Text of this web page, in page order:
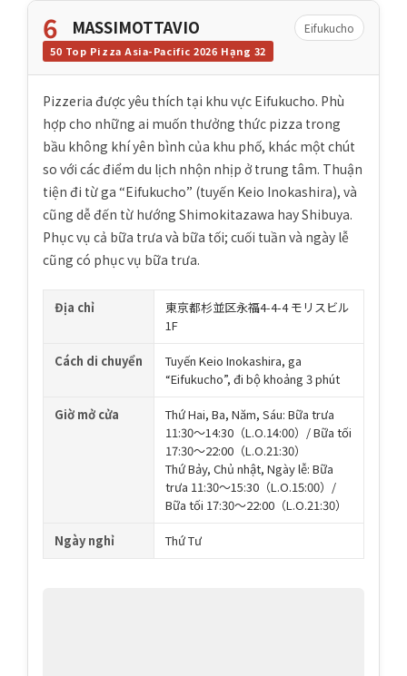
6 MASSIMOTTAVIO Eifukucho
50 Top Pizza Asia-Pacific 2026 Hạng 32
Pizzeria được yêu thích tại khu vực Eifukucho. Phù
hợp cho những ai muốn thưởng thức pizza trong
bầu không khí yên bình của khu phố, khác một chút
so với các điểm du lịch nhộn nhịp ở trung tâm. Thuận
tiện đi từ ga “Eifukucho” (tuyến Keio Inokashira), và
cũng dễ đến từ hướng Shimokitazawa hay Shibuya.
Phục vụ cả bữa trưa và bữa tối; cuối tuần và ngày lễ
cũng có phục vụ bữa trưa.
Địa chỉ
東京都杉並区永福4-4-4 モリスビル
1F
Cách di chuyển
Tuyến Keio Inokashira, ga
“Eifukucho”, đi bộ khoảng 3 phút
Giờ mở cửa
Thứ Hai, Ba, Năm, Sáu: Bữa trưa
11:30〜14:30（L.O.14:00）/ Bữa tối
17:30〜22:00（L.O.21:30）
Thứ Bảy, Chủ nhật, Ngày lễ: Bữa
trưa 11:30〜15:30（L.O.15:00）/
Bữa tối 17:30〜22:00（L.O.21:30）
Ngày nghỉ Thứ Tư